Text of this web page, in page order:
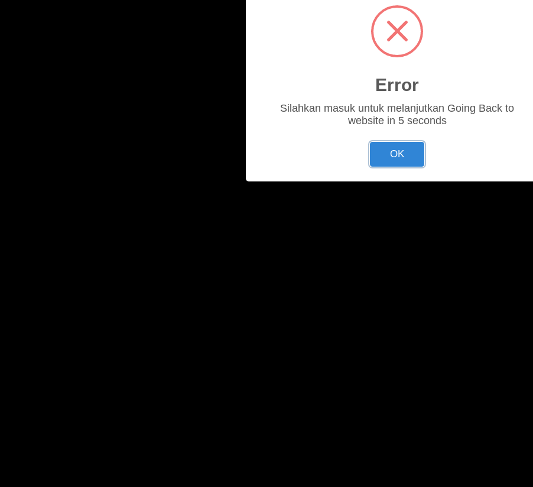
Error
Silahkan masuk untuk melanjutkan Going Back to
website in 5 seconds
OK